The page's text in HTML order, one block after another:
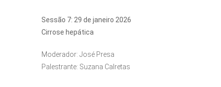
Sessão 7: 29 de janeiro 2026
Cirrose hepática
Moderador: José Presa
Palestrante: Suzana Calretas